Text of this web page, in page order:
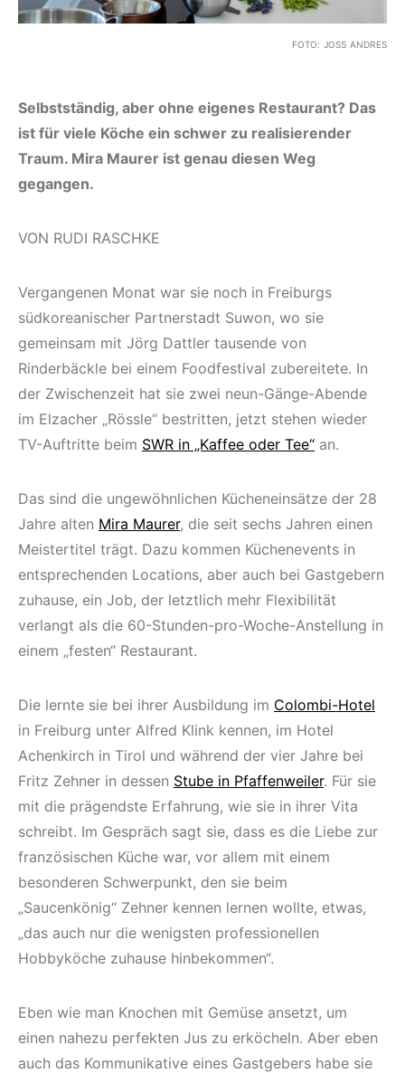
FOTO: JOSS ANDRES
Selbstständig, aber ohne eigenes Restaurant? Das
ist für viele Köche ein schwer zu realisierender
Traum. Mira Maurer ist genau diesen Weg
gegangen.
VON RUDI RASCHKE
Vergangenen Monat war sie noch in Freiburgs
südkoreanischer Partnerstadt Suwon, wo sie
gemeinsam mit Jörg Dattler tausende von
Rinderbäckle bei einem Foodfestival zubereitete. In
der Zwischenzeit hat sie zwei neun-Gänge-Abende
im Elzacher „Rössle“ bestritten, jetzt stehen wieder
TV-Auftritte beim SWR in „Kaffee oder Tee“ an.
Das sind die ungewöhnlichen Kücheneinsätze der 28
Jahre alten Mira Maurer, die seit sechs Jahren einen
Meistertitel trägt. Dazu kommen Küchenevents in
entsprechenden Locations, aber auch bei Gastgebern
zuhause, ein Job, der letztlich mehr Flexibilität
verlangt als die 60-Stunden-pro-Woche-Anstellung in
einem „festen“ Restaurant.
Die lernte sie bei ihrer Ausbildung im Colombi-Hotel
in Freiburg unter Alfred Klink kennen, im Hotel
Achenkirch in Tirol und während der vier Jahre bei
Fritz Zehner in dessen Stube in Pfaffenweiler. Für sie
mit die prägendste Erfahrung, wie sie in ihrer Vita
schreibt. Im Gespräch sagt sie, dass es die Liebe zur
französischen Küche war, vor allem mit einem
besonderen Schwerpunkt, den sie beim
„Saucenkönig“ Zehner kennen lernen wollte, etwas,
„das auch nur die wenigsten professionellen
Hobbyköche zuhause hinbekommen“.
Eben wie man Knochen mit Gemüse ansetzt, um
einen nahezu perfekten Jus zu erköcheln. Aber eben
auch das Kommunikative eines Gastgebers habe sie